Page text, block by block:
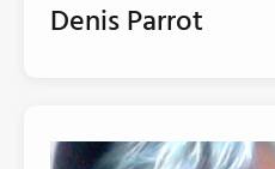
Denis Parrot